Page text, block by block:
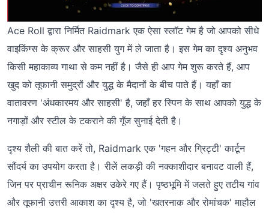
Ace Roll द्वारा निर्मित Raidmark एक ऐसा स्लॉट गेम है जो आपको सीधे
वाइकिंग्स के क्रूर और साहसी युग में ले जाता है। इस गेम का दृश्य अनुभव
किसी महाकाव्य गाथा से कम नहीं है। जैसे ही आप गेम शुरू करते हैं, आप
खुद को तूफानी समुद्रों और युद्ध के मैदानों के बीच पाते हैं। यहाँ का
वातावरण 'अंधकारमय और साहसी' है, जहाँ हर स्पिन के साथ आपको युद्ध के
नगाड़ों और स्टील के टकराने की गूँज सुनाई देती है।
दृश्य शैली की बात करें तो, Raidmark एक 'गहन और ग्रिट्टी' कार्टून
सौंदर्य का उपयोग करता है। रीलें लकड़ी की नक्काशीदार बनावट वाली हैं,
जिन पर प्राचीन रूनिक अक्षर उकेरे गए हैं। पृष्ठभूमि में जलते हुए तटीय गांव
और तूफानी उत्तरी आकाश का दृश्य है, जो 'खतरनाक और रोमांचक' माहौल